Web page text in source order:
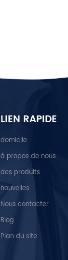
LIEN RAPIDE
domicile
à propos de nous
des produits
nouvelles
Nous contacter
Blog
Plan du site